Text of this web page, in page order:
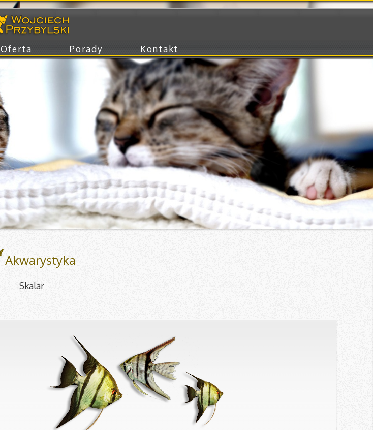
Oferta Porady Kontakt
Akwarystyka
Skalar